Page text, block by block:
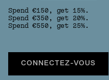
Spend €150, get 15%.
Spend €350, get 20%.
Spend €550, get 25%.
CONNECTEZ-VOUS